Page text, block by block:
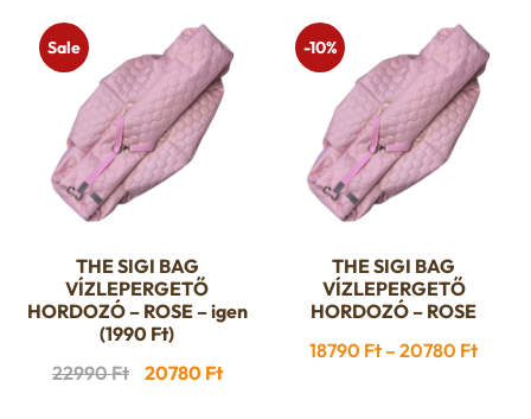
A
változatok
a
termékoldalon
választhatók
22990 Ft
Sale
THE SIGI BAG
VÍZLEPERGETŐ
HORDOZÓ – ROSE – igen
(1990 Ft)
22990Ft Original
20780 FtCurrent
-10%
Ennek
a
több
THE SIGI BAG
VÍZLEPERGETŐ
HORDOZÓ – ROSE
18790 Ft – 20780 Ft